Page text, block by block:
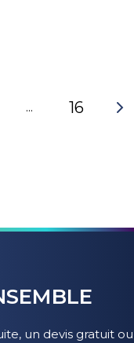
... 16
un devis gratuit ou